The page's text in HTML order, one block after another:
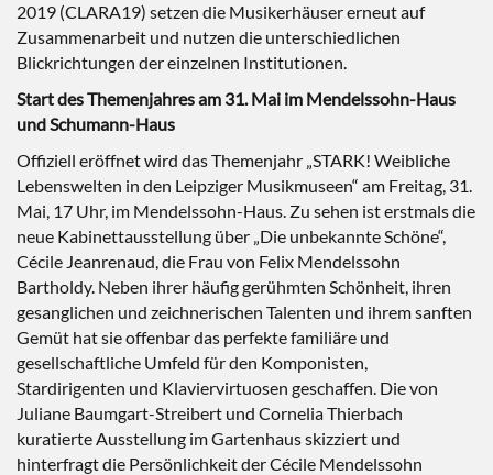
2019 (CLARA19) setzen die Musikerhäuser erneut auf
Zusammenarbeit und nutzen die unterschiedlichen
Blickrichtungen der einzelnen Institutionen.
Start des Themenjahres am 31. Mai im Mendelssohn-Haus
und Schumann-Haus
Offiziell eröffnet wird das Themenjahr „STARK! Weibliche
Lebenswelten in den Leipziger Musikmuseen“ am Freitag, 31.
Mai, 17 Uhr, im Mendelssohn-Haus. Zu sehen ist erstmals die
neue Kabinettausstellung über „Die unbekannte Schöne“,
Cécile Jeanrenaud, die Frau von Felix Mendelssohn
Bartholdy. Neben ihrer häufig gerühmten Schönheit, ihren
gesanglichen und zeichnerischen Talenten und ihrem sanften
Gemüt hat sie offenbar das perfekte familiäre und
gesellschaftliche Umfeld für den Komponisten,
Stardirigenten und Klaviervirtuosen geschaffen. Die von
Juliane Baumgart-Streibert und Cornelia Thierbach
kuratierte Ausstellung im Gartenhaus skizziert und
hinterfragt die Persönlichkeit der Cécile Mendelssohn